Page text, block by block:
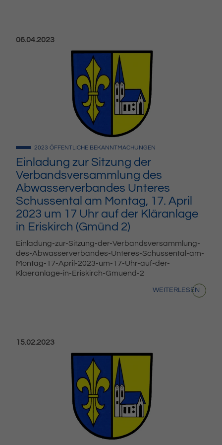
Veröffentlicht am:
06.04.2023
Einladung zur Sitzung der
Verbandsversammlung des
Abwasserverbandes Unteres
Schussental am Montag, 17. April
2023 um 17 Uhr auf der Kläranlage
in Eriskirch (Gmünd 2)
2023 ÖFFENTLICHE BEKANNTMACHUNGEN
Einladung-zur-Sitzung-der-Verbandsversammlung-
des-Abwasserverbandes-Unteres-Schussental-am-
Montag-17-April-2023-um-17-Uhr-auf-der-
Klaeranlage-in-Eriskirch-Gmuend-2
WEITERLESEN
Veröffentlicht am:
15.02.2023